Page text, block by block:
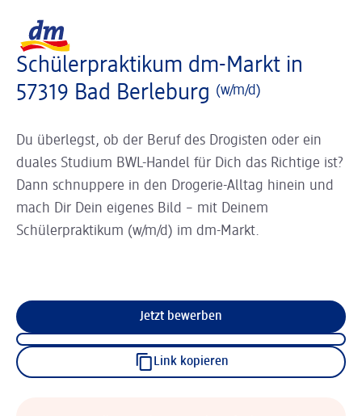
Schülerpraktikum dm-Markt in
57319 Bad Berleburg (w/m/d)
Du überlegst, ob der Beruf des Drogisten oder ein
duales Studium BWL-Handel für Dich das Richtige ist?
Dann schnuppere in den Drogerie-Alltag hinein und
mach Dir Dein eigenes Bild – mit Deinem
Schülerpraktikum (w/m/d) im dm-Markt.
Jetzt bewerben
Link kopieren